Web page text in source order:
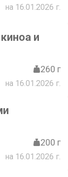
на 16.01.2026 г.
и
260 г
на 16.01.2026 г.
200 г
на 16.01.2026 г.